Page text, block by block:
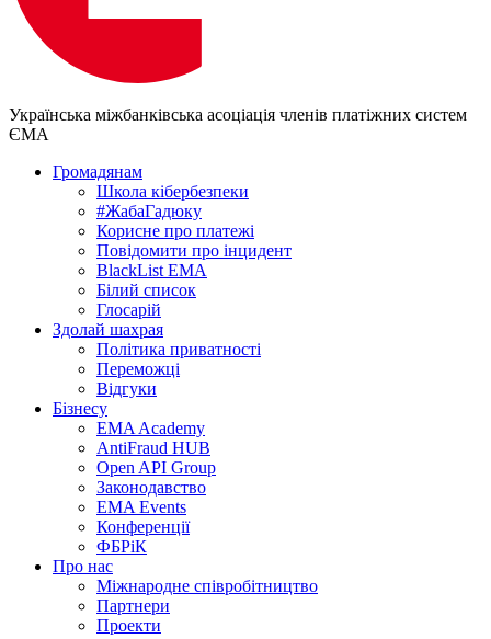
Українська міжбанківська асоціація членів платіжних систем
ЄМА
Громадянам
Школа кібербезпеки
#ЖабаГадюку
Корисне про платежі
Повідомити про інцидент
BlackList EMA
Білий список
Глосарій
Здолай шахрая
Політика приватності
Переможцi
Відгуки
Бізнесу
EMA Academy
AntiFraud HUB
Open API Group
Законодавство
EMA Events
Конференції
ФБРіК
Про нас
Міжнародне співробітництво
Партнери
Проекти